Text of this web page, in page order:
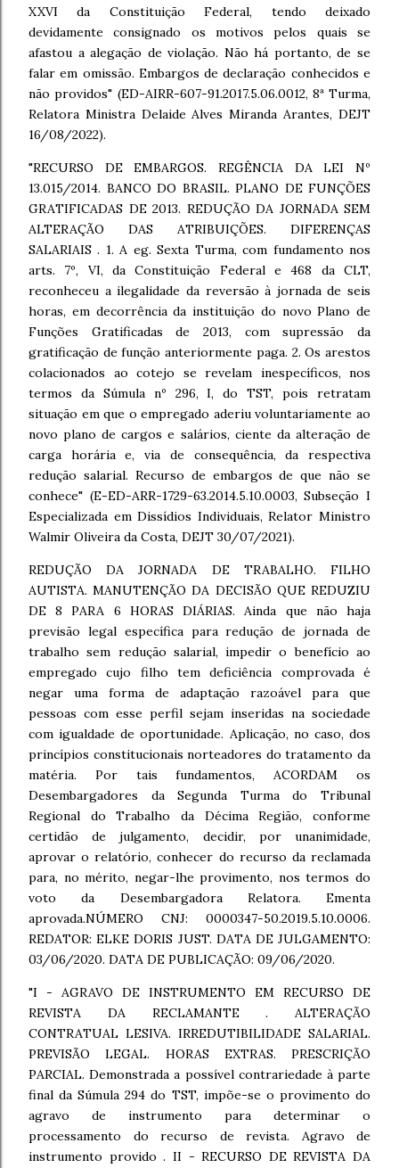
XXVI da Constituição Federal, tendo deixado
devidamente consignado os motivos pelos quais se
afastou a alegação de violação. Não há portanto, de se
falar em omissão. Embargos de declaração conhecidos e
não providos" (ED-AIRR-607-91.2017.5.06.0012, 8ª Turma,
Relatora Ministra Delaide Alves Miranda Arantes, DEJT
16/08/2022).
"RECURSO DE EMBARGOS. REGÊNCIA DA LEI Nº
13.015/2014. BANCO DO BRASIL. PLANO DE FUNÇÕES
GRATIFICADAS DE 2013. REDUÇÃO DA JORNADA SEM
ALTERAÇÃO DAS ATRIBUIÇÕES. DIFERENÇAS
SALARIAIS . 1. A eg. Sexta Turma, com fundamento nos
arts. 7º, VI, da Constituição Federal e 468 da CLT,
reconheceu a ilegalidade da reversão à jornada de seis
horas, em decorrência da instituição do novo Plano de
Funções Gratificadas de 2013, com supressão da
gratificação de função anteriormente paga. 2. Os arestos
colacionados ao cotejo se revelam inespecíficos, nos
termos da Súmula nº 296, I, do TST, pois retratam
situação em que o empregado aderiu voluntariamente ao
novo plano de cargos e salários, ciente da alteração de
carga horária e, via de consequência, da respectiva
redução salarial. Recurso de embargos de que não se
conhece" (E-ED-ARR-1729-63.2014.5.10.0003, Subseção I
Especializada em Dissídios Individuais, Relator Ministro
Walmir Oliveira da Costa, DEJT 30/07/2021).
REDUÇÃO DA JORNADA DE TRABALHO. FILHO
AUTISTA. MANUTENÇÃO DA DECISÃO QUE REDUZIU
DE 8 PARA 6 HORAS DIÁRIAS. Ainda que não haja
previsão legal específica para redução de jornada de
trabalho sem redução salarial, impedir o benefício ao
empregado cujo filho tem deficiência comprovada é
negar uma forma de adaptação razoável para que
pessoas com esse perfil sejam inseridas na sociedade
com igualdade de oportunidade. Aplicação, no caso, dos
princípios constitucionais norteadores do tratamento da
matéria. Por tais fundamentos, ACORDAM os
Desembargadores da Segunda Turma do Tribunal
Regional do Trabalho da Décima Região, conforme
certidão de julgamento, decidir, por unanimidade,
aprovar o relatório, conhecer do recurso da reclamada
para, no mérito, negar-lhe provimento, nos termos do
voto da Desembargadora Relatora. Ementa
aprovada.NÚMERO CNJ: 0000347-50.2019.5.10.0006.
REDATOR: ELKE DORIS JUST. DATA DE JULGAMENTO:
03/06/2020. DATA DE PUBLICAÇÃO: 09/06/2020.
"I - AGRAVO DE INSTRUMENTO EM RECURSO DE
REVISTA DA RECLAMANTE . ALTERAÇÃO
CONTRATUAL LESIVA. IRREDUTIBILIDADE SALARIAL.
PREVISÃO LEGAL. HORAS EXTRAS. PRESCRIÇÃO
PARCIAL. Demonstrada a possível contrariedade à parte
final da Súmula 294 do TST, impõe-se o provimento do
agravo de instrumento para determinar o
processamento do recurso de revista. Agravo de
instrumento provido . II - RECURSO DE REVISTA DA